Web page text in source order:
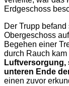
Erdgeschoss
Der Trupp
Obergeschoss
Begehen einer
durch Rauch
Luftversorgung,
unteren Ende
einen zuvor